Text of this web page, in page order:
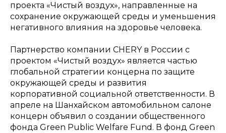
проекта «Чистый воздух», направленные на
сохранение окружающей среды и уменьшения
негативного влияния на здоровье человека.
Партнерство компании CHERY в России с
проектом «Чистый воздух» является частью
глобальной стратегии концерна по защите
окружающей среды и развития
корпоративной социальной ответственности. В
апреле на Шанхайском автомобильном салоне
концерн объявил о создании общественного
фонда Green Public Welfare Fund. В фонд Green